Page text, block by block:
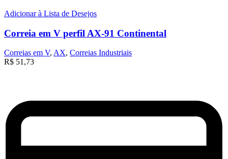
Adicionar à Lista de Desejos
Correia em V perfil AX-91 Continental
Correias em V, AX, Correias Industriais
R$ 51,73